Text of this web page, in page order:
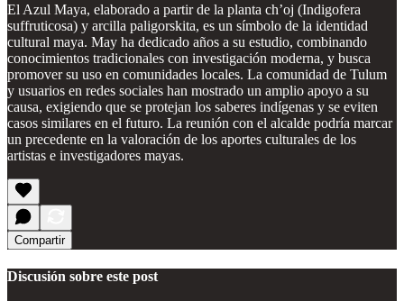
El Azul Maya, elaborado a partir de la planta ch’oj (Indigofera
suffruticosa) y arcilla paligorskita, es un símbolo de la identidad
cultural maya. May ha dedicado años a su estudio, combinando
conocimientos tradicionales con investigación moderna, y busca
promover su uso en comunidades locales. La comunidad de Tulum
y usuarios en redes sociales han mostrado un amplio apoyo a su
causa, exigiendo que se protejan los saberes indígenas y se eviten
casos similares en el futuro. La reunión con el alcalde podría marcar
un precedente en la valoración de los aportes culturales de los
artistas e investigadores mayas.
Compartir
Discusión sobre este post